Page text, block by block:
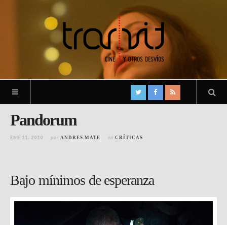
Pandorum
ENE 11, 2010 por ANDRES.MATE en CRÍTICAS
Bajo mínimos de esperanza